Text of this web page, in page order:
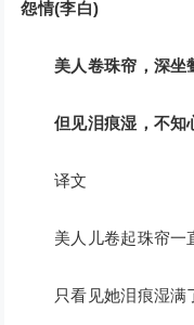
怨情(李白)
美人卷珠帘，深坐
但见泪痕湿，不知
译文
美人儿卷起珠帘一直
只看见她泪痕湿满了